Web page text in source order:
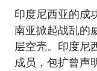
印度尼西亚的成
南亚掀起战乱的
层空壳。印度尼
成员，包扩曾声